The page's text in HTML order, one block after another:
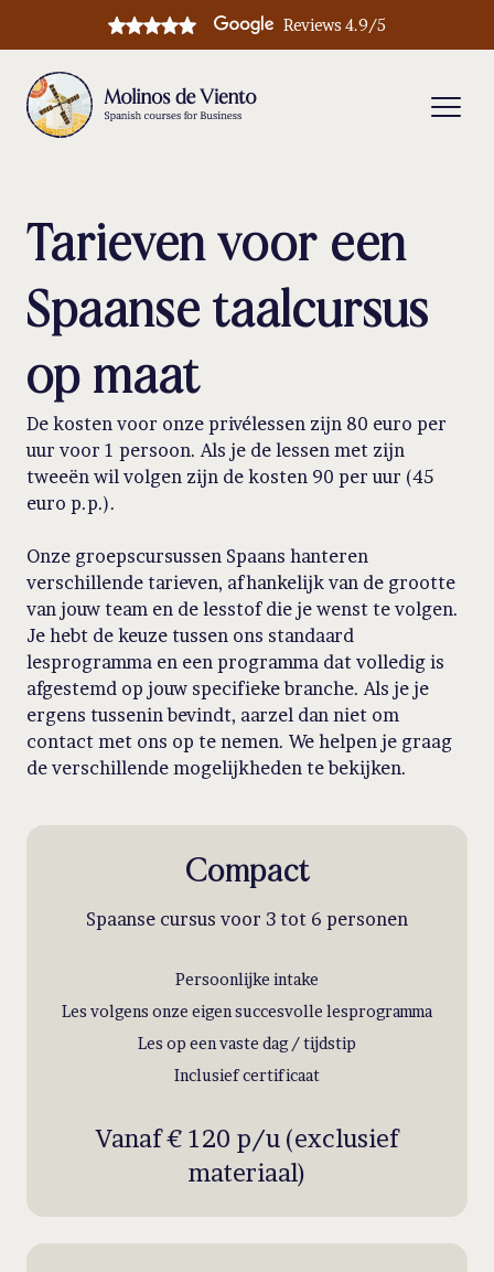
Reviews 4.9/5
Tarieven voor een
Spaanse taalcursus
op maat
De kosten voor onze privélessen zijn 80 euro per
uur voor 1 persoon. Als je de lessen met zijn
tweeën wil volgen zijn de kosten 90 per uur (45
euro p.p.).
Onze groepscursussen Spaans hanteren
verschillende tarieven, afhankelijk van de grootte
van jouw team en de lesstof die je wenst te volgen.
Je hebt de keuze tussen ons standaard
lesprogramma en een programma dat volledig is
afgestemd op jouw specifieke branche. Als je je
ergens tussenin bevindt, aarzel dan niet om
contact met ons op te nemen. We helpen je graag
de verschillende mogelijkheden te bekijken.
Compact
Spaanse cursus voor 3 tot 6 personen
Persoonlijke intake
Les volgens onze eigen succesvolle lesprogramma
Les op een vaste dag / tijdstip
Inclusief certificaat
Vanaf € 120 p/u (exclusief
materiaal)